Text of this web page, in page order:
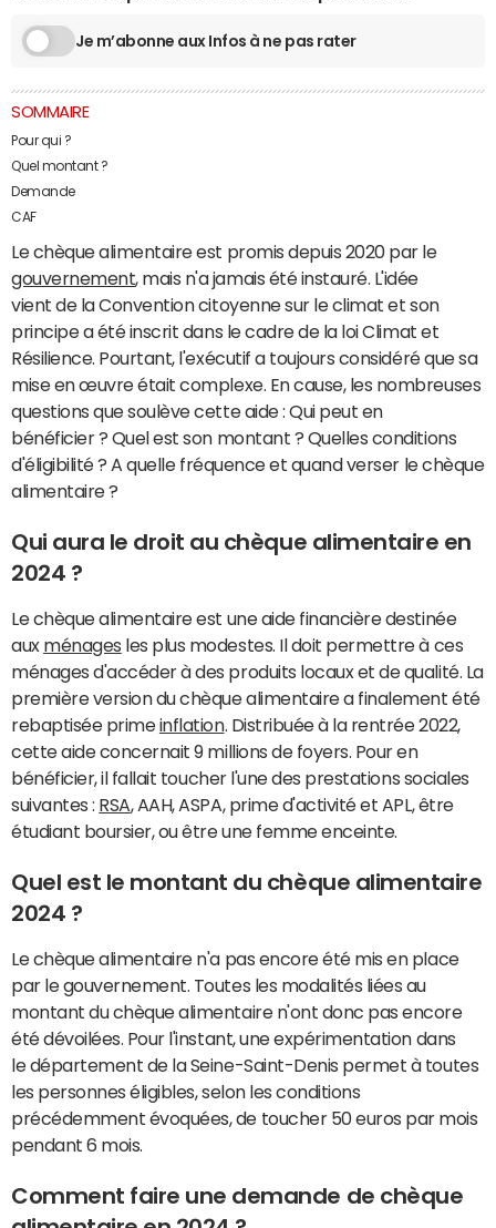
Je m’abonne aux Infos à ne pas rater
SOMMAIRE
Pour qui ?
Quel montant ?
Demande
CAF
Le chèque alimentaire est promis depuis 2020 par le
gouvernement, mais n'a jamais été instauré. L'idée
vient de la Convention citoyenne sur le climat et son
principe a été inscrit dans le cadre de la loi Climat et
Résilience. Pourtant, l'exécutif a toujours considéré que sa
mise en œuvre était complexe. En cause, les nombreuses
questions que soulève cette aide : Qui peut en
bénéficier ? Quel est son montant ? Quelles conditions
d'éligibilité ? A quelle fréquence et quand verser le chèque
alimentaire ?
Qui aura le droit au chèque alimentaire en
2024 ?
Le chèque alimentaire est une aide financière destinée
aux ménages les plus modestes. Il doit permettre à ces
ménages d'accéder à des produits locaux et de qualité. La
première version du chèque alimentaire a finalement été
rebaptisée primeinflation. Distribuée à la rentrée 2022,
cette aide concernait 9 millions de foyers. Pour en
bénéficier, il fallait toucher l'une des prestations sociales
suivantes : RSA, AAH, ASPA, prime d'activité et APL, être
étudiant boursier, ou être une femme enceinte.
Quel est le montant du chèque alimentaire
2024 ?
Le chèque alimentaire n'a pas encore été mis en place
par le gouvernement. Toutes les modalités liées au
montant du chèque alimentaire n'ont donc pas encore
été dévoilées. Pour l'instant, une expérimentation dans
le département de la Seine-Saint-Denis permet à toutes
les personnes éligibles, selon les conditions
précédemment évoquées, de toucher 50 euros par mois
pendant 6 mois.
Comment faire une demande de chèque